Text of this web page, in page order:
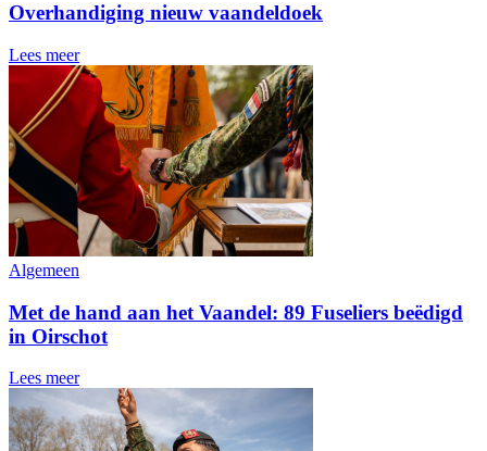
Overhandiging nieuw vaandeldoek
Lees meer
Algemeen
Met de hand aan het Vaandel: 89 Fuseliers beëdigd
in Oirschot
Lees meer